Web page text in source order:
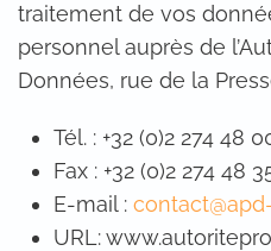
traitement de vos
personnel auprès de
Données, rue de la
Tél. : +32 (0)2 274 48
Fax : +32 (0)2 274 48
E-mail :
URL: